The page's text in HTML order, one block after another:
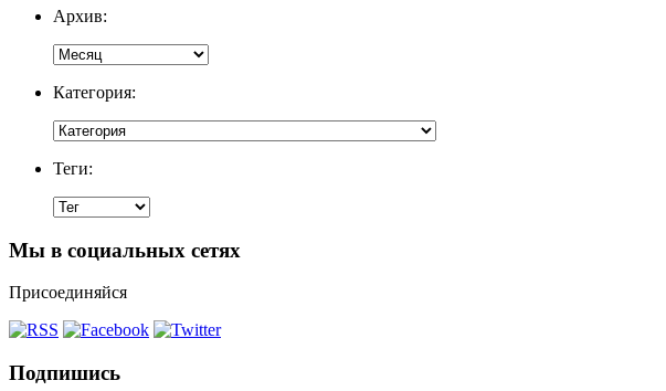
Архив:
Категория:
Теги:
Мы в социальных сетях
Присоединяйся
Подпишись